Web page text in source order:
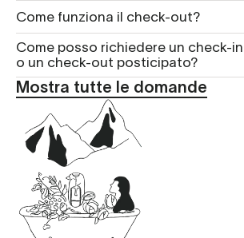
Come funziona il check-out?
Come posso richiedere un check-
o un check-out posticipato?
Mostra tutte le domande